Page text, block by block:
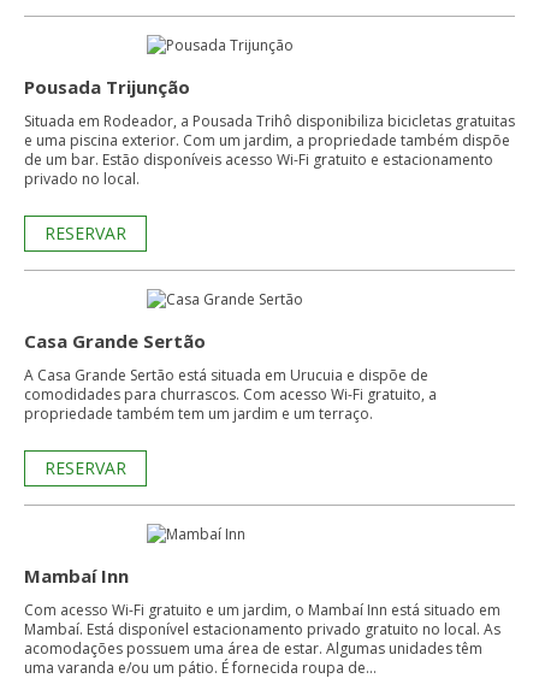
Pousada Trijunção
Situada em Rodeador, a Pousada Trihô disponibiliza bicicletas gratuitas
e uma piscina exterior. Com um jardim, a propriedade também dispõe
de um bar. Estão disponíveis acesso Wi-Fi gratuito e estacionamento
privado no local.
RESERVAR
Casa Grande Sertão
A Casa Grande Sertão está situada em Urucuia e dispõe de
comodidades para churrascos. Com acesso Wi-Fi gratuito, a
propriedade também tem um jardim e um terraço.
RESERVAR
Mambaí Inn
Com acesso Wi-Fi gratuito e um jardim, o Mambaí Inn está situado em
Mambaí. Está disponível estacionamento privado gratuito no local. As
acomodações possuem uma área de estar. Algumas unidades têm
uma varanda e/ou um pátio. É fornecida roupa de...